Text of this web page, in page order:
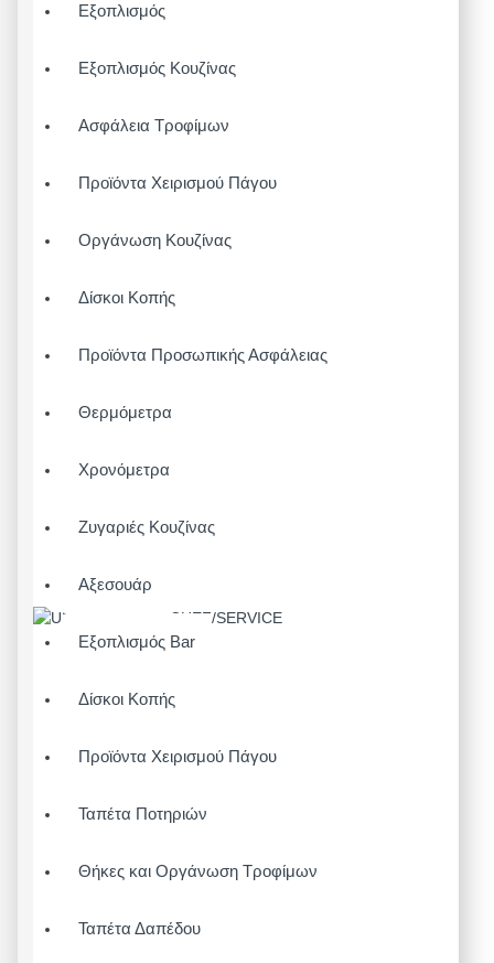
Εξοπλισμός
Εξοπλισμός Κουζίνας
Ασφάλεια Τροφίμων
Προϊόντα Χειρισμού Πάγου
Οργάνωση Κουζίνας
Δίσκοι Κοπής
Προϊόντα Προσωπικής Ασφάλειας
Θερμόμετρα
Χρονόμετρα
Ζυγαριές Κουζίνας
Αξεσουάρ
Εξοπλισμός Bar
Δίσκοι Κοπής
Προϊόντα Χειρισμού Πάγου
Ταπέτα Ποτηριών
Θήκες και Οργάνωση Τροφίμων
Ταπέτα Δαπέδου